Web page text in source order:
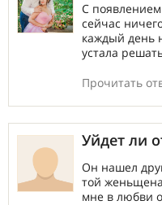
С
сейчас
каждый день
устала
Прочитать
Уйдет ли
Он нашел
той
мне в любви